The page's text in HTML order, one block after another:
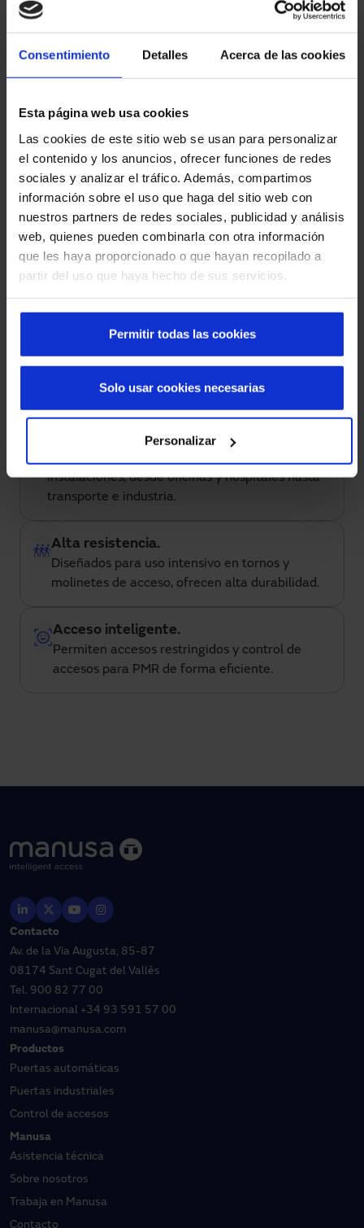
Consentimiento Detalles Acerca de las cookies
Esta página web usa cookies
Las cookies de este sitio web se usan para personalizar
el contenido y los anuncios, ofrecer funciones de redes
sociales y analizar el tráfico. Además, compartimos
información sobre el uso que haga del sitio web con
nuestros partners de redes sociales, publicidad y análisis
web, quienes pueden combinarla con otra información
que les haya proporcionado o que hayan recopilado a
partir del uso que haya hecho de sus servicios.
Permitir todas las cookies
Personalizar
Solo usar cookies necesarias
Torniquetes y pasillos
Beneficios de los sistemas de
control de acceso
Control total.
Controlan accesos y flujo de personas, evitando
entradas no autorizadas y mejorando la
Tecnología avanzada.
sensores para un acceso seguro a instalaciones.
Máxima adaptación.
instalaciones, desde oficinas y hospitales hasta
transporte e industria.
Alta resistencia.
Diseñados para uso intensivo en tornos y
molinetes de acceso, ofrecen alta durabilidad.
Acceso inteligente.
Permiten accesos restringidos y control de
accesos para PMR de forma eficiente.
Contacto
Av. de la Via Augusta, 85-87
08174 Sant Cugat del Vallès
Tel. 900 82 77 00
Internacional +34 93 591 57 00
manusa@manusa.com
Productos
Puertas automáticas
Puertas industriales
Control de accesos
Manusa
Asistencia técnica
Sobre nosotros
Trabaja en Manusa
Contacto